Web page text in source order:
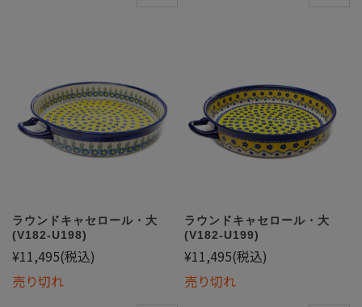
ラウンドキャセロール・大
(V182-U198)
¥11,495(税込)
売り切れ
ラウンドキャセロール・大
(V182-U199)
¥11,495(税込)
売り切れ